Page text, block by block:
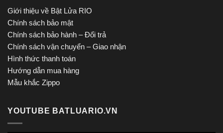
Giới thiệu về Bật Lửa RIO
Chính sách bảo mật
Chính sách bảo hành – Đổi trả
Chính sách vận chuyển – Giao nhận
Hình thức thanh toán
Hướng dẫn mua hàng
Mẫu khắc Zippo
YOUTUBE BATLUARIO.VN